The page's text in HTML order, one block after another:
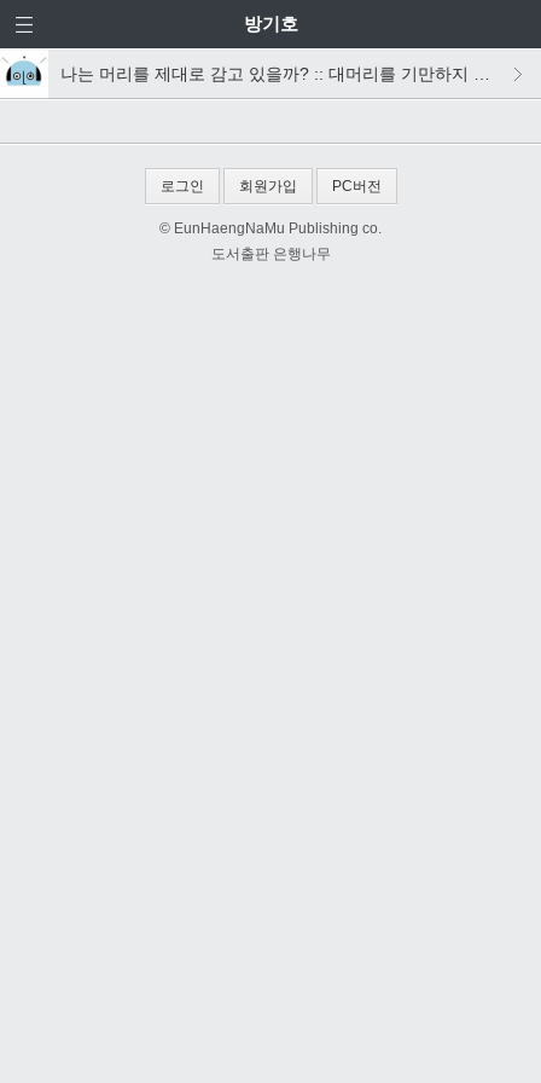
방기호
나는 머리를 제대로 감고 있을까? :: 대머리를 기만하지 마라
로그인 회원가입 PC버전
© EunHaengNaMu Publishing co.
도서출판 은행나무